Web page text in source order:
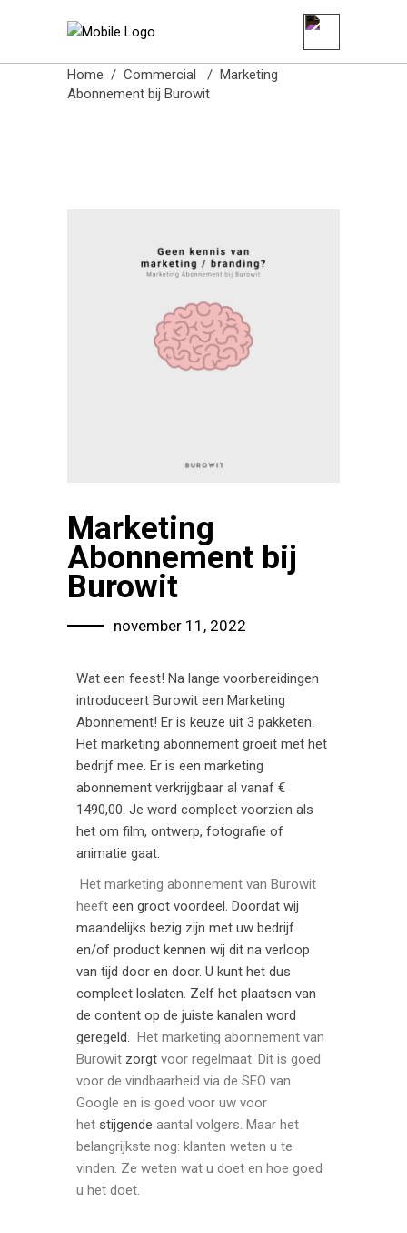
Home / Commercial / Marketing
Abonnement bij Burowit
Marketing
Abonnement bij
Burowit
november 11, 2022
Wat een feest! Na lange voorbereidingen
introduceert Burowit een Marketing
Abonnement! Er is keuze uit 3 pakketen.
Het marketing abonnement groeit met het
bedrijf mee. Er is een marketing
abonnement verkrijgbaar al vanaf €
1490,00. Je word compleet voorzien als
het om film, ontwerp, fotografie of
animatie gaat.
Het marketing abonnement van Burowit
heeft een groot voordeel. Doordat wij
maandelijks bezig zijn met uw bedrijf
en/of product kennen wij dit na verloop
van tijd door en door. U kunt het dus
compleet loslaten. Zelf het plaatsen van
de content op de juiste kanalen word
geregeld. Het marketing abonnement van
Burowit zorgt voor regelmaat. Dit is goed
voor de vindbaarheid via de SEO van
Google en is goed voor uw voor
het stijgende aantal volgers. Maar het
belangrijkste nog: klanten weten u te
vinden. Ze weten wat u doet en hoe goed
u het doet.